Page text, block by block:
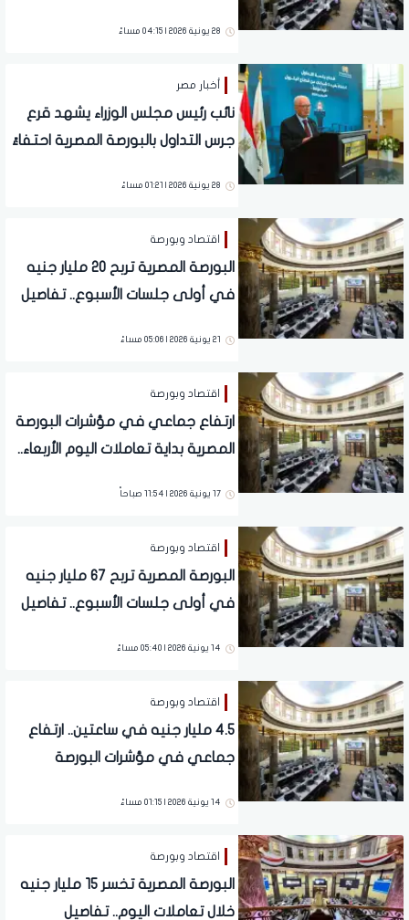
28 يونية 2026 | 04:15 مساءً
أخبار مصر
نائب رئيس مجلس الوزراء يشهد قرع
جرس التداول بالبورصة المصرية احتفاءً
28 يونية 2026 | 01:21 مساءً
اقتصاد وبورصة
البورصة المصرية تربح 20 مليار جنيه
في أولى جلسات الأسبوع.. تفاصيل
21 يونية 2026 | 05:06 مساءً
اقتصاد وبورصة
ارتفاع جماعي في مؤشرات البورصة
المصرية بداية تعاملات اليوم الأربعاء..
17 يونية 2026 | 11:54 صباحاً
اقتصاد وبورصة
البورصة المصرية تربح 67 مليار جنيه
في أولى جلسات الأسبوع.. تفاصيل
14 يونية 2026 | 05:40 مساءً
اقتصاد وبورصة
4.5 مليار جنيه في ساعتين.. ارتفاع
جماعي في مؤشرات البورصة
14 يونية 2026 | 01:15 مساءً
اقتصاد وبورصة
البورصة المصرية تخسر 15 مليار جنيه
خلال تعاملات اليوم.. تفاصيل